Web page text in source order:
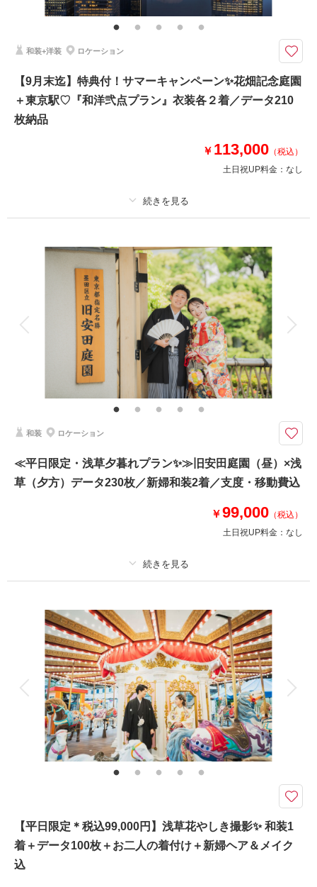
≪9/6迄に撮影の方≫
①ウェルカムボードor六切写真4面
③半襟プレゼント
⑤雨天決行の場合5,000円OFF
9/7～9/30
①ウェルカムボードプレゼント
撮影日：2025年8月9日
撮影場所：花畑記念庭園（東京）
相談予約する
来店・オンライン
撮影日の空き
を確認する
和装+洋装 ロケーション
【9月末迄】特典付！サマーキャンペーン✨花畑記念庭園
＋東京駅♡『和洋弐点プラン』衣装各２着／データ210
枚納品
￥ 113,000 （税込）
土日祝UP料金： なし
撮影料 新婦衣装2着 新郎衣装2着
ヘアメイク 小物一式
データ 210 カット 台紙付写真
会食 挙式
家族用衣装レンタル ペットと撮影
お得なキャンペーン！ 【和装】花畑記念庭園 × 【ドレス】東京駅ナイ
ト／洋装は銀座店・阿佐ヶ谷店の衣装からお選びいただけます。
【持ち物は新郎くつ下＋新婦ストッキングのみ！】
新婦ヘアメイク・アクセ・インナー類完備！
≪5大特典付き≫
②土日祝UP料金無料
③半襟プレゼント
和装 ロケーション
≪平日限定・浅草夕暮れプラン✨≫旧安田庭園（昼）×浅
草（夕方）データ230枚／新婦和装2着／支度・移動費込
￥99,000 （税込）
土日祝UP料金： なし
撮影料 新婦衣装2着 新郎衣装1着
着付け ヘアメイク 小物一式
アルバム データ 230 カット 台紙付写真
衣装追加 会食 挙式
家族と撮影 家族用衣装レンタル ペットと撮影
ライトアップされた浅草寺で撮影する特別プラン♪
≪平日限定≫
日中の旧安田庭園に加えて、夕暮れ時のライトアップされた浅草寺やスカイ
ツリーをバックに撮影できるプランです♪
新婦様ヘア＆メイク込み・データ230カット・足袋、肌着、髪飾りも当店で
【平日限定＊税込99,000円】浅草花やしき撮影✨ 和装1
着＋データ100枚＋お二人の着付け＋新婦ヘア＆メイク
込